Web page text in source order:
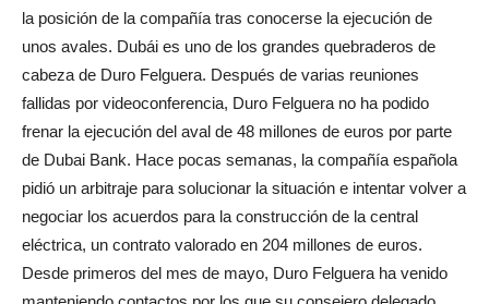
la posición de la compañía tras conocerse la ejecución de
unos avales. Dubái es uno de los grandes quebraderos de
cabeza de Duro Felguera. Después de varias reuniones
fallidas por videoconferencia, Duro Felguera no ha podido
frenar la ejecución del aval de 48 millones de euros por parte
de Dubai Bank. Hace pocas semanas, la compañía española
pidió un arbitraje para solucionar la situación e intentar volver a
negociar los acuerdos para la construcción de la central
eléctrica, un contrato valorado en 204 millones de euros.
Desde primeros del mes de mayo, Duro Felguera ha venido